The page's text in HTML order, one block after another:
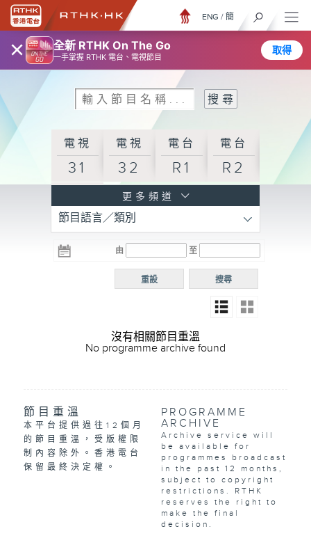
× 全新 RTHK On The Go
一手掌握 RTHK 電台、電視節目
取得
ENG / 簡
電視
31
電視
32
電台
R1
電台
R2
R3
電台 電台
R5
電台
普通
更多頻道
節目語言／類別
由 至
搜尋
重設
沒有相關節目重溫
No programme archive found
節目重溫
本平台提供過往12個月
的節目重溫，受版權限
制內容除外。香港電台
保留最終決定權。
PROGRAMME
ARCHIVE
Archive service will
be available for
programmes broadcast
in the past 12 months,
subject to copyright
restrictions. RTHK
reserves the right to
make the final
decision.